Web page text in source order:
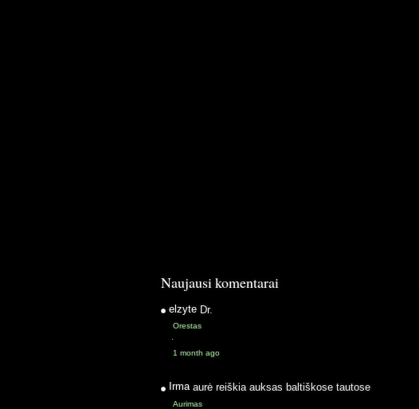
Naujausi komentarai
elzyte Dr.
Orestas
·
1 month ago
Irma aurė reiškia auksas baltiškose tautose
Aurimas